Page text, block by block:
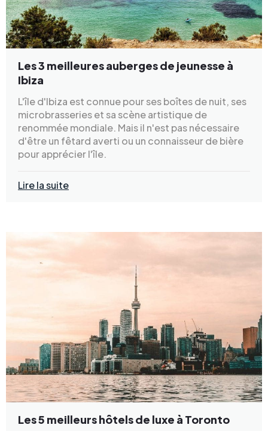
Les 3 meilleures auberges de jeunesse à
Ibiza
L'île d'Ibiza est connue pour ses boîtes de nuit, ses
microbrasseries et sa scène artistique de
renommée mondiale. Mais il n'est pas nécessaire
d'être un fêtard averti ou un connaisseur de bière
pour apprécier l'île.
Lire la suite
Les 5 meilleurs hôtels de luxe à Toronto